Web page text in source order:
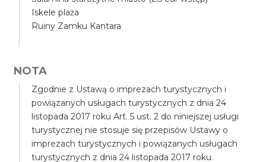
Iskele plaża
Ruiny Zamku Kantara
NOTA
Zgodnie z Ustawą o imprezach turystycznych i
powiązanych usługach turystycznych z dnia 24
listopada 2017 roku Art. 5 ust. 2 do niniejszej usługi
turystycznej nie stosuje się przepisów Ustawy o
imprezach turystycznych i powiązanych usługach
turystycznych z dnia 24 listopada 2017 roku.